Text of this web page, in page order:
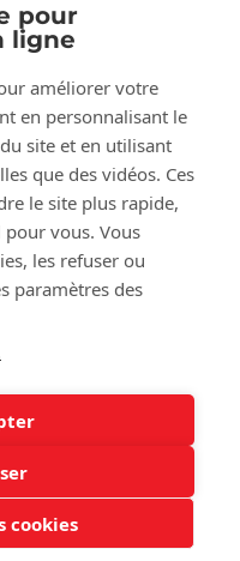
pour
ligne
améliorer votre
en personnalisant le
site et en utilisant
que des vidéos. Ces
le site plus rapide,
vous. Vous
les refuser ou
paramètres des
cookies
vide à la maison ?
de gaz vide